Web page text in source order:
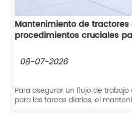
Mantenimiento de
procedimientos cruciales
08-07-2026
Para asegurar un flujo de
para las tareas diarias, el